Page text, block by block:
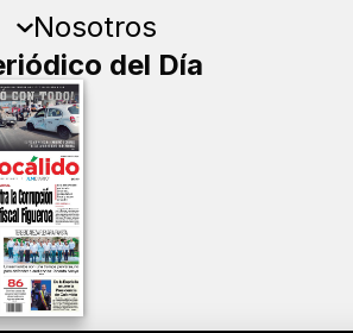
Nosotros
del Día